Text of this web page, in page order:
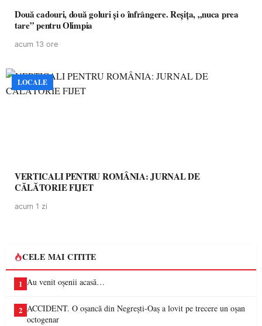
Două cadouri, două goluri și o înfrângere. Reșița, „nuca prea
tare” pentru Olimpia
acum 13 ore
LOCALE
VERTICALI PENTRU ROMÂNIA: JURNAL DE
CĂLĂTORIE FIJET
acum 1 zi
CELE MAI CITITE
1 Au venit oșenii acasă…
2 ACCIDENT. O oșancă din Negrești-Oaș a lovit pe trecere un oșan
octogenar